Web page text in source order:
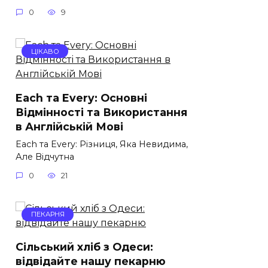
0 9
ЦІКАВО
Each та Every: Основні
Відмінності та Використання
в Англійській Мові
Each та Every: Різниця, Яка Невидима,
Але Відчутна
0 21
ПЕКАРНЯ
Сільський хліб з Одеси:
відвідайте нашу пекарню